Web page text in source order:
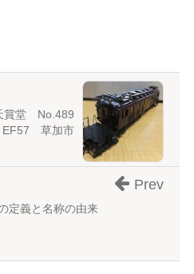
賞堂 No.489
草加市
定義と名称の由来
Prev